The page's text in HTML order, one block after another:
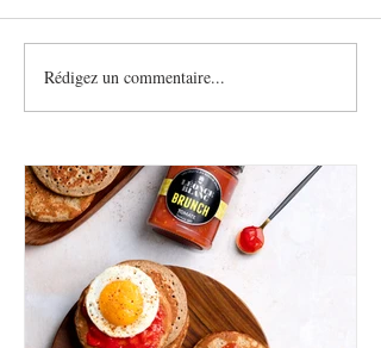
Rédigez un commentaire...